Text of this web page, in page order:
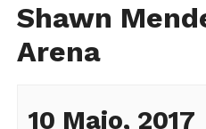
Shawn
Arena
10 Maio, 2017